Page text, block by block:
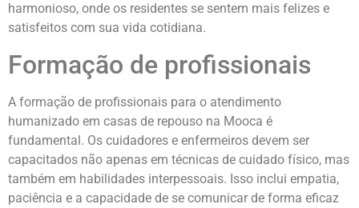
harmonioso, onde os residentes se sentem mais felizes e
satisfeitos com sua vida cotidiana.
Formação de profissionais
A formação de profissionais para o atendimento
humanizado em casas de repouso na Mooca é
fundamental. Os cuidadores e enfermeiros devem ser
capacitados não apenas em técnicas de cuidado físico, mas
também em habilidades interpessoais. Isso inclui empatia,
paciência e a capacidade de se comunicar de forma eficaz